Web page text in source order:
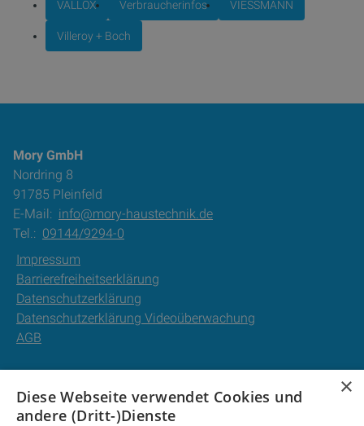
VALLOX Verbraucherinfos VIESSMANN
Villeroy + Boch
Mory GmbH
Nordring 8
91785 Pleinfeld
E-Mail: info@mory-haustechnik.de
Tel.: 09144/9294-0
Impressum
Barrierefreiheitserklärung
Datenschutzerklärung
Datenschutzerklärung Videoüberwachung
AGB
Privatkunden
Gewerbekunden
×
Diese Webseite verwendet Cookies und
andere (Dritt-)Dienste